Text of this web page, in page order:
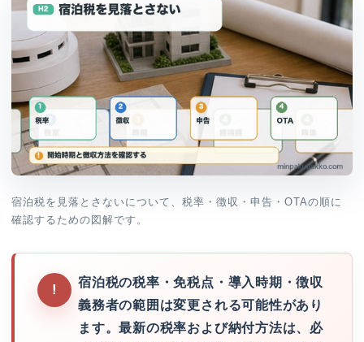
宿泊税を見落とさないについて、税率・徴収・申告・OTAの順に
確認するための図解です。
宿泊税の税率・免税点・導入時期・徴収
義務者の範囲は変更される可能性があり
ます。最新の税率および納付方法は、必